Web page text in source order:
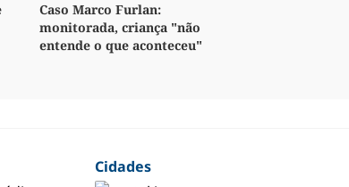
Caso Marco Furlan:
monitorada, criança "não
entende o que aconteceu"
Cidades